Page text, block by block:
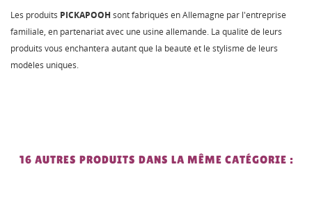
Les produits PICKAPOOH sont fabriqués en Allemagne par l'entreprise
familiale, en partenariat avec une usine allemande. La qualité de leurs
produits vous enchantera autant que la beauté et le stylisme de leurs
modèles uniques.
16 AUTRES PRODUITS DANS LA MÊME CATÉGORIE :